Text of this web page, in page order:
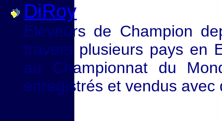
DiRoy
Éleveurs de Champion
travers plusieurs pays en
au Championnat du
enregistrés et vendus